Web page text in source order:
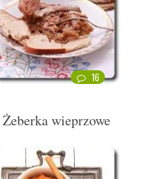
16
Żeberka wieprzowe